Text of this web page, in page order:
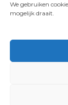
We gebruiken
mogelijk draait.